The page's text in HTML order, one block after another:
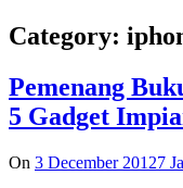
Category:
Pemenang
5 Gadget
On 3 December 20127